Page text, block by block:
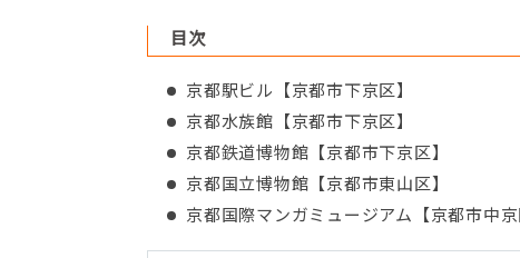
目次
京都駅ビル【京都市下京区】
京都水族館【京都市下京区】
京都鉄道博物館【京都市下京区】
京都国立博物館【京都市東山区】
京都国際マンガミュージアム【京都市中京
京都文化博物館【京都市中京区】